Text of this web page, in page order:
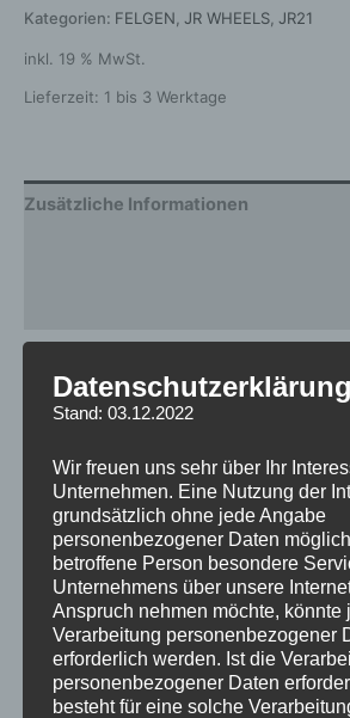
Kategorien: FELGEN JR WHEELS JR21
inkl. 19 % MwSt.
Lieferzeit: 1 bis 3 Werktage
Zusätzliche Informationen
Breite
Design JR21
Durchmesser 20
ET 35
Fertigung Einteilig
Hersteller JR WHEELS
Lochkreis 5×112
Datenschutzerklärung
Stand: 03.12.2022
Wir freuen uns sehr über Ihr
Unternehmen. Eine Nutzung der
grundsätzlich ohne jede Angabe
personenbezogener Daten
betroffene Person besondere
Unternehmens über unsere
Anspruch nehmen möchte, könnte
Verarbeitung personenbezogener
erforderlich werden. Ist die
personenbezogener Daten
besteht für eine solche